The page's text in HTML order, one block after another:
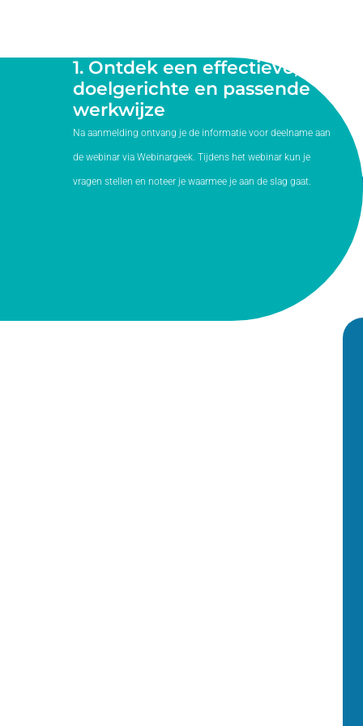
1. Ontdek een effectieve,
doelgerichte en passende
werkwijze
Na aanmelding ontvang je de informatie voor deelname aan
de webinar via Webinargeek. Tijdens het webinar kun je
vragen stellen en noteer je waarmee je aan de slag gaat.